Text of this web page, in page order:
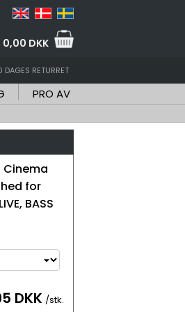
0,00 DKK
DAGES RETURRET
PRO AV
Cinema
for
BASS
DKK /stk.